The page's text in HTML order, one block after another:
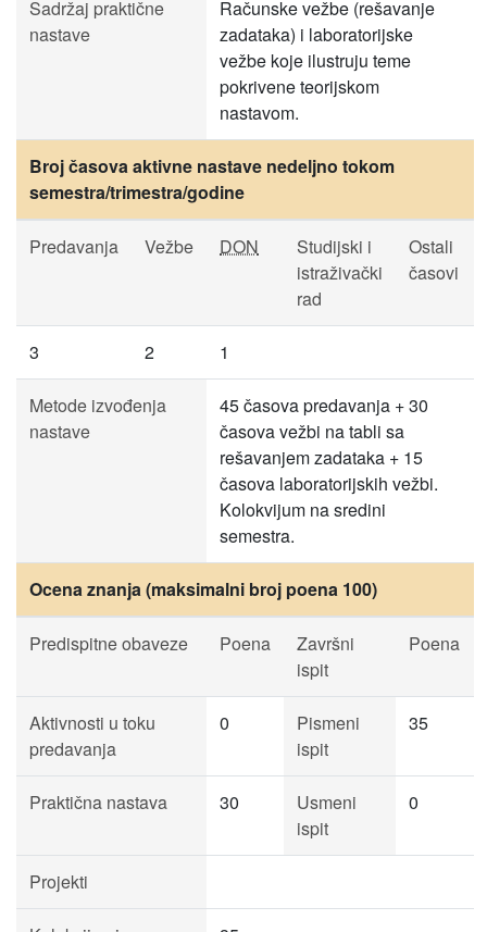
Sadržaj praktične
nastave
Računske vežbe (rešavanje
zadataka) i laboratorijske
vežbe koje ilustruju teme
pokrivene teorijskom
nastavom.
Broj časova aktivne nastave nedeljno tokom
semestra/trimestra/godine
Predavanja Vežbe DON
Studijski i
istraživački
rad
Ostali
časovi
3 2 1
Metode izvođenja
nastave
45 časova predavanja + 30
časova vežbi na tabli sa
rešavanjem zadataka + 15
časova laboratorijskih vežbi.
Kolokvijum na sredini
semestra.
Ocena znanja (maksimalni broj poena 100)
Predispitne obaveze Poena
Završni
ispit
Poena
Aktivnosti u toku
predavanja
0
Pismeni
ispit
35
Praktična nastava 30
Usmeni
ispit
0
Projekti